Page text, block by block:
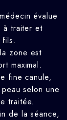
évalue
à traiter et
zone est
maximal.
fine canule,
selon une
traitée.
de la séance,